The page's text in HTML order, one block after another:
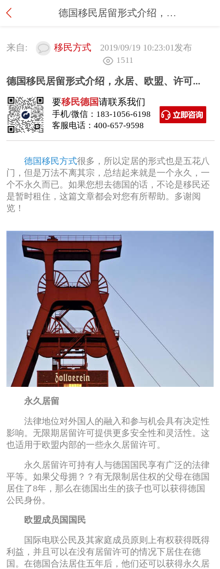
德国移民居留形式介绍，永居、欧盟、许可...
来自: 移民方式 2019/09/19 10:23:01发布
1511
德国移民居留形式介绍，永居、欧盟、许可...
要移民德国请联系我们
手机/微信： 183-1056-6198
客服电话： 400-657-9598
德国移民方式很多，所以定居的形式也是五花八
门，但是万法不离其宗，总结起来就是一个永久，一
个不永久而已。如果您想去德国的话，不论是移民还
是暂时租住，这篇文章都会对您有所帮助。多谢阅
览！
永久居留
法律地位对外国人的融入和参与机会具有决定性
影响。无限期居留许可提供更多安全性和灵活性。这
也适用于欧盟内部的一些永久居留许可。
永久居留许可持有人与德国国民享有广泛的法律
平等。如果父母拥？？有无限制居住权的父母在德国
居住了8年，那么在德国出生的孩子也可以获得德国
公民身份。
欧盟成员国国民
国际电联公民及其家庭成员原则上有权获得既得
利益，并且可以在没有居留许可的情况下居住在德
国。在德国合法居住五年后，他们还可以获得永久居